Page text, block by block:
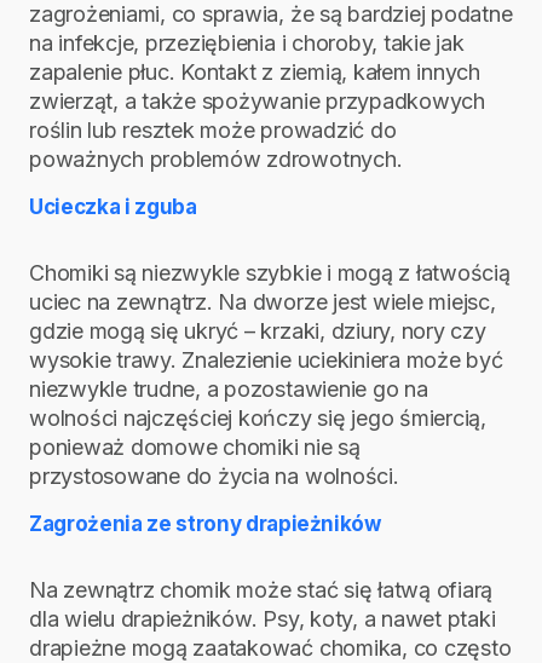
zagrożeniami, co sprawia, że są bardziej podatne
na infekcje, przeziębienia i choroby, takie jak
zapalenie płuc. Kontakt z ziemią, kałem innych
zwierząt, a także spożywanie przypadkowych
roślin lub resztek może prowadzić do
poważnych problemów zdrowotnych.
Ucieczka i zguba
Chomiki są niezwykle szybkie i mogą z łatwością
uciec na zewnątrz. Na dworze jest wiele miejsc,
gdzie mogą się ukryć – krzaki, dziury, nory czy
wysokie trawy. Znalezienie uciekiniera może być
niezwykle trudne, a pozostawienie go na
wolności najczęściej kończy się jego śmiercią,
ponieważ domowe chomiki nie są
przystosowane do życia na wolności.
Zagrożenia ze strony drapieżników
Na zewnątrz chomik może stać się łatwą ofiarą
dla wielu drapieżników. Psy, koty, a nawet ptaki
drapieżne mogą zaatakować chomika, co często